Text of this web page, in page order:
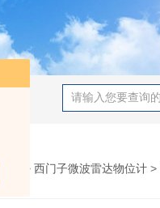
示 > 西门子微波雷达物位计 >